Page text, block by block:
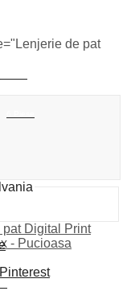
de pat
pat Digital Print
- Pucioasa
Pinterest